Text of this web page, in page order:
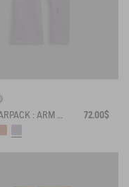
72.00$